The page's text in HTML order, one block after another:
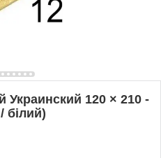
Украинский 120 × 210 -
білий)